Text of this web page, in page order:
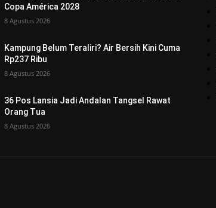
Copa América 2028
8 Agustus 2026
Kampung Belum Teraliri? Air Bersih Kini Cuma
Rp237 Ribu
8 Agustus 2026
36 Pos Lansia Jadi Andalan Tangsel Rawat
Orang Tua
8 Agustus 2026